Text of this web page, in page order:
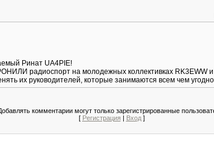
Ринат UA4PIE!
радиоспорт на молодежных коллективках RK3EWW и
их руководителей, которые занимаются всем чем
комментарии могут только зарегистрированные
[ Регистрация | Вход]